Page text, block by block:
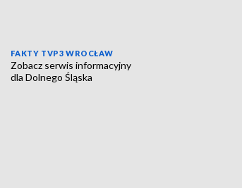
FAKTY TVP3 WROCŁAW
Zobacz serwis informacyjny
dla Dolnego Śląska